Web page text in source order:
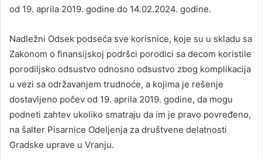
od 19. aprila 2019. godine do 14.02.2024. godine.
Nadležni Odsek podseća sve korisnice, koje su u skladu sa
Zakonom o finansijskoj podršci porodici sa decom koristile
porodiljsko odsustvo odnosno odsustvo zbog komplikacija
u vezi sa održavanjem trudnoće, a kojima je rešenje
dostavljeno počev od 19. aprila 2019. godine, da mogu
podneti zahtev ukoliko smatraju da im je pravo povređeno,
na šalter Pisarnice Odeljenja za društvene delatnosti
Gradske uprave u Vranju.